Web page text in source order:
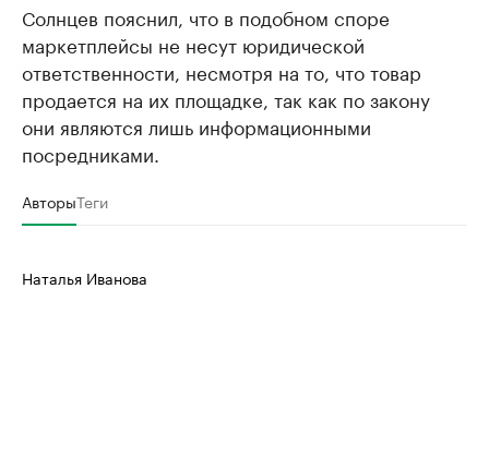
Солнцев пояснил, что в подобном споре
маркетплейсы не несут юридической
ответственности, несмотря на то, что товар
продается на их площадке, так как по закону
они являются лишь информационными
посредниками.
АвторыТеги
Наталья Иванова